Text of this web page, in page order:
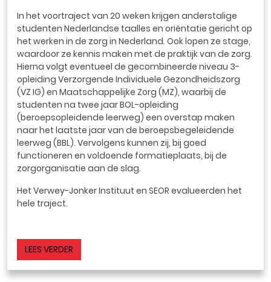
In het voortraject van 20 weken krijgen anderstalige
studenten Nederlandse taalles en oriëntatie gericht op
het werken in de zorg in Nederland. Ook lopen ze stage,
waardoor ze kennis maken met de praktijk van de zorg.
Hierna volgt eventueel de gecombineerde niveau 3-
opleiding Verzorgende Individuele Gezondheidszorg
(VZ IG) en Maatschappelijke Zorg (MZ), waarbij de
studenten na twee jaar BOL-opleiding
(beroepsopleidende leerweg) een overstap maken
naar het laatste jaar van de beroepsbegeleidende
leerweg (BBL). Vervolgens kunnen zij, bij goed
functioneren en voldoende formatieplaats, bij de
zorgorganisatie aan de slag.
Het Verwey-Jonker Instituut en SEOR evalueerden het
hele traject.
LEES VERDER